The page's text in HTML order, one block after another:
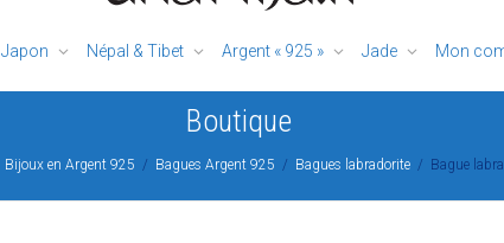
Japon Népal & Tibet Argent « 925 » Jade Mon
Boutique
Bijoux en Argent 925 Bagues Argent 925 Bagues labradorite Bague